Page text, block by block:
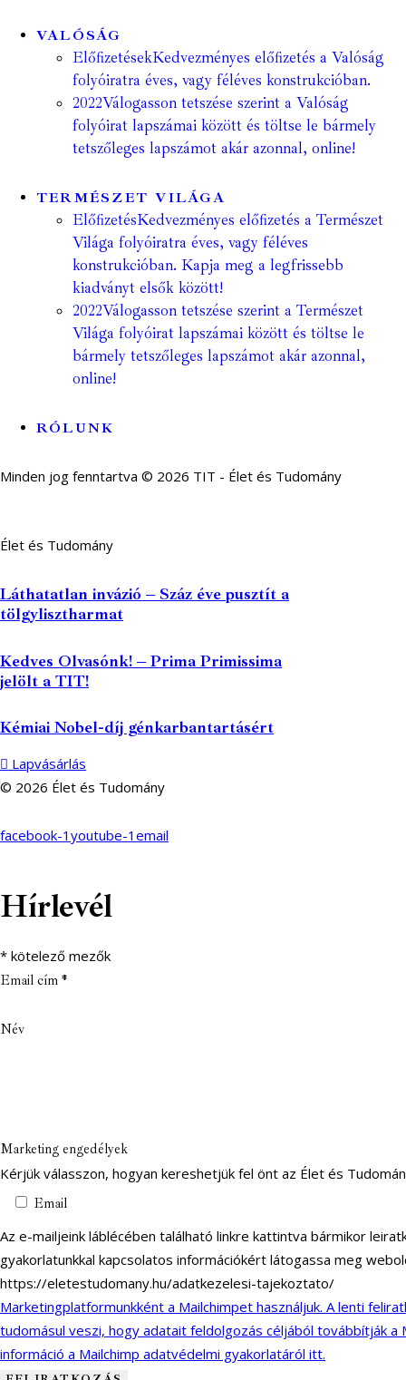
VALÓSÁG
ElőfizetésekKedvezményes előfizetés a Valóság
folyóiratra éves, vagy féléves konstrukcióban.
2022Válogasson tetszése szerint a Valóság
folyóirat lapszámai között és töltse le bármely
tetszőleges lapszámot akár azonnal, online!
TERMÉSZET VILÁGA
ElőfizetésKedvezményes előfizetés a Természet
Világa folyóiratra éves, vagy féléves
konstrukcióban. Kapja meg a legfrissebb
kiadványt elsők között!
2022Válogasson tetszése szerint a Természet
Világa folyóirat lapszámai között és töltse le
bármely tetszőleges lapszámot akár azonnal,
online!
RÓLUNK
Minden jog fenntartva © 2026 TIT - Élet és Tudomány
Élet és Tudomány
Láthatatlan invázió – Száz éve pusztít a
tölgylisztharmat
Kedves Olvasónk! – Prima Primissima
jelölt a TIT!
Kémiai Nobel-díj génkarbantartásért
Lapvásárlás
© 2026 Élet és Tudomány
facebook-1 youtube-1 email
Hírlevél
* kötelező mezők
Email cím *
Név
Marketing engedélyek
Kérjük válasszon, hogyan kereshetjük fel önt az Élet és
Email
Az e-mailjeink láblécében található linkre kattintva bármikor
gyakorlatunkkal kapcsolatos információkért látogassa meg
https://eletestudomany.hu/adatkezelesi-tajekoztato/
Marketingplatformunkként a Mailchimpet használjuk. A lenti
tudomásul veszi, hogy adatait feldolgozás céljából továbbítják a
információ a Mailchimp adatvédelmi gyakorlatáról itt.